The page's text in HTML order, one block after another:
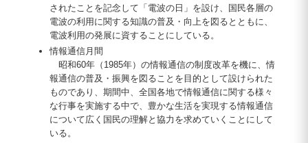
されたことを記念して「電波の日」を設け、国民各層の
電波の利用に関する知識の普及・向上を図るとともに、
電波利用の発展に資することにしている。
情報通信月間
昭和60年（1985年）の情報通信の制度改革を機に、情
報通信の普及・振興を図ることを目的として設けられた
ものであり、期間中、全国各地で情報通信に関する様々
な行事を実施する中で、豊かな生活を実現する情報通信
について広く国民の理解と協力を求めていくことにして
いる。